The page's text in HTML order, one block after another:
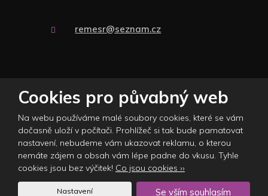
remesr@seznam.cz
Mapa stránek| Podmínky použití| Nastavení cookies
Tento web je chráněn pomocí Google ReCAPTCHA a platí pro něj
zásady ochrany osobních údajů a smluvní podmínky
společnosti Google.
Časté dotazy Napište hodnocení
Cookies pro půvabný web
Na webu používáme malé soubory cookies, které se vám
dočasně uloží v počítači. Prohlížeč si tak bude pamatovat
nastavení, nebudeme vám ukazovat reklamu, o kterou
nemáte zájem a obsah vám lépe padne do vkusu. Tyhle
cookies jsou bez výčitek! Co jsou cookies ››
Nastavení Se vším souhlasím